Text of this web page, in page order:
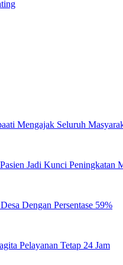
Mengajak Seluruh
Jadi Kunci Peningkatan
Dengan Persentase 59%
Pelayanan Tetap 24 Jam